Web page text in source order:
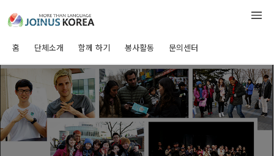
홈 단체소개 함께 하기 봉사활동 문의센터